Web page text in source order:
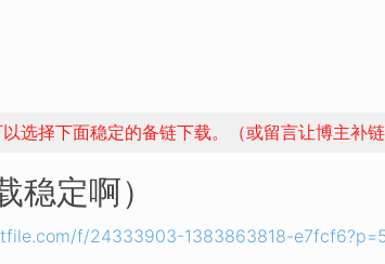
选择下面稳定的备链下载。（或留言让博主补链
定啊）
f/24333903-1383863818-